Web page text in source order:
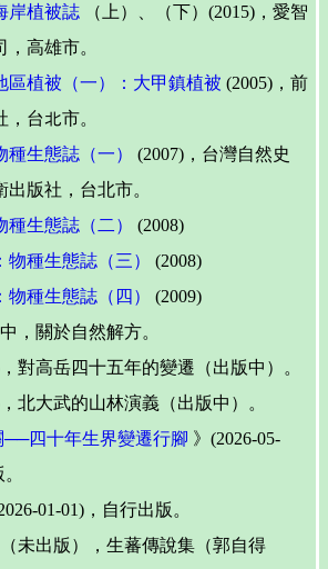
岸植被誌 （上）、（下）(2015)，愛智
，高雄市。
植被（一）：大甲鎮植被 (2005)，前
，台北市。
種生態誌（一）
(2007)，台灣自然史
版社，台北市。
種生態誌（二）
(2008)
物種生態誌（三）
(2008)
物種生態誌（四）
(2009)
，關於自然解方。
對高岳四十五年的變遷（出版中）。
北大武的山林演義（出版中）。
──四十年生界變遷行腳 》(2026-05-
01-01)，自行出版。
未出版），生蕃傳說集（郭自得